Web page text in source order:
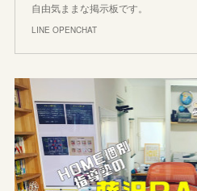
自由気ままな掲示板です。
LINE OPENCHAT